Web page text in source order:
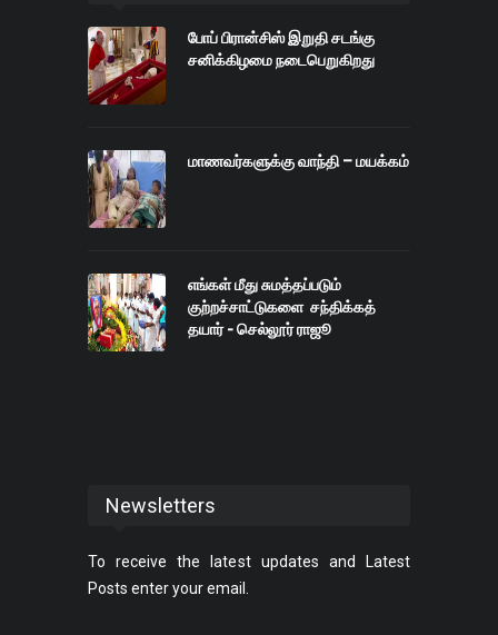
போப் பிரான்சிஸ் இறுதி சடங்கு
சனிக்கிழமை நடைபெறுகிறது
மாணவர்களுக்கு வாந்தி – மயக்கம்
எங்கள் மீது சுமத்தப்படும்
குற்றச்சாட்டுகளை சந்திக்கத்
தயார் - செல்லூர் ராஜூ
Newsletters
To receive the latest updates and Latest
Posts enter your email.